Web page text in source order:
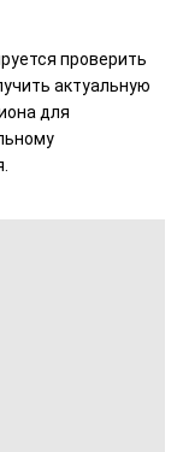
проверить
актуальную
для